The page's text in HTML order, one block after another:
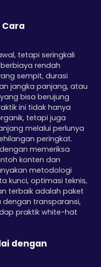
Cara
tetapi seringkali
rendah
sempit, durasi
jangka panjang, atau
bisa berujung
ini tidak hanya
tetapi juga
melalui perlunya
peringkat.
memeriksa
konten dan
metodologi
kunci, optimasi teknis,
terbaik adalah paket
transparansi,
praktik white-hat
dengan